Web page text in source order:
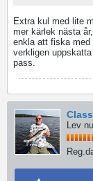
Extra kul med lite
mer kärlek nästa
enkla att fiska med
verkligen
pass.
Lev